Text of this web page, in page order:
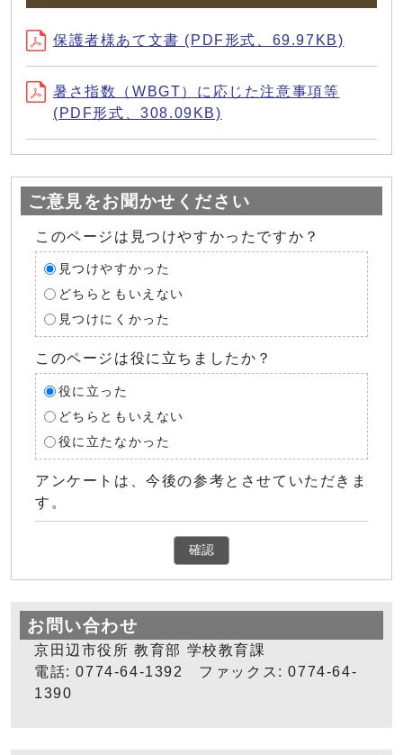
保護者様あて文書 (PDF形式、69.97KB)
暑さ指数（WBGT）に応じた注意事項等
(PDF形式、308.09KB)
ご意見をお聞かせください
このページは見つけやすかったですか？
見つけやすかった
どちらともいえない
見つけにくかった
このページは役に立ちましたか？
役に立った
どちらともいえない
役に立たなかった
アンケートは、今後の参考とさせていただきま
す。
確認
お問い合わせ
京田辺市役所 教育部 学校教育課
電話: 0774-64-1392 ファックス: 0774-64-
1390